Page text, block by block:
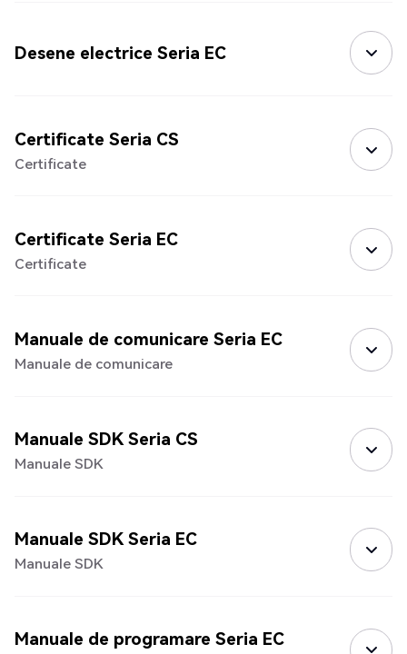
Desene electrice Seria EC
Certificate Seria CS
Certificate
Certificate Seria EC
Certificate
Manuale de comunicare Seria EC
Manuale de comunicare
Manuale SDK Seria CS
Manuale SDK
Manuale SDK Seria EC
Manuale SDK
Manuale de programare Seria EC